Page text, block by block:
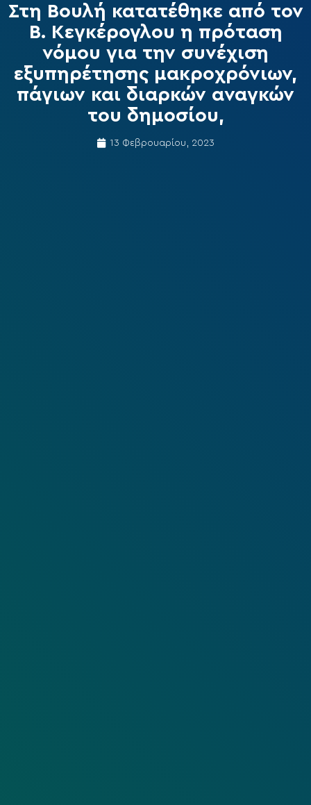
Στη Βουλή κατατέθηκε από τον
Β. Κεγκέρογλου η πρόταση
νόμου για την συνέχιση
εξυπηρέτησης μακροχρόνιων,
πάγιων και διαρκών αναγκών
του δημοσίου,
13 Φεβρουαρίου, 2023